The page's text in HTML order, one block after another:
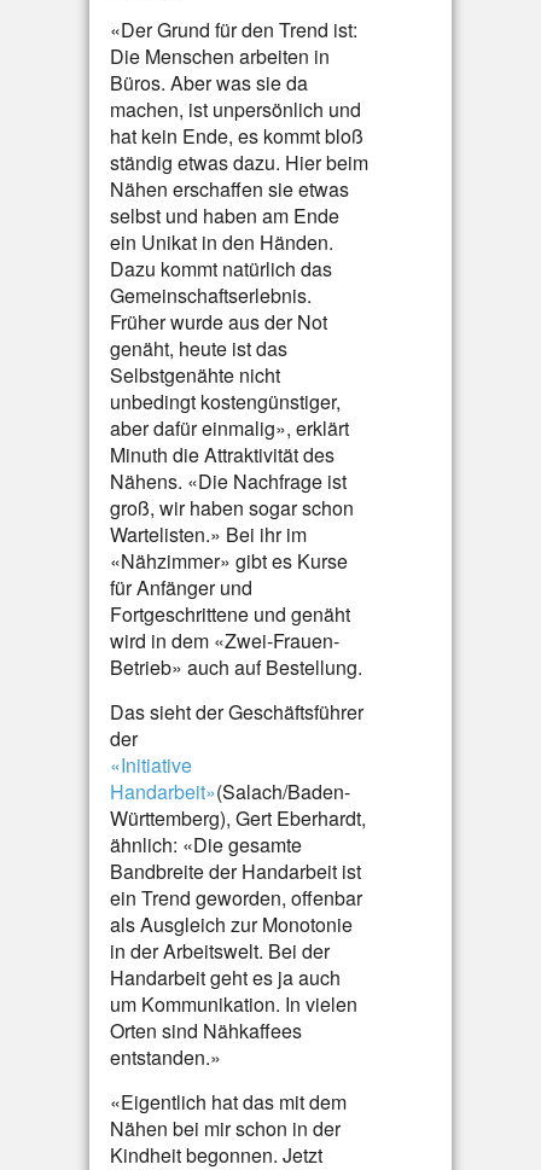
«Der Grund für den Trend ist:
Die Menschen arbeiten in
Büros. Aber was sie da
machen, ist unpersönlich und
hat kein Ende, es kommt bloß
ständig etwas dazu. Hier beim
Nähen erschaffen sie etwas
selbst und haben am Ende
ein Unikat in den Händen.
Dazu kommt natürlich das
Gemeinschaftserlebnis.
Früher wurde aus der Not
genäht, heute ist das
Selbstgenähte nicht
unbedingt kostengünstiger,
aber dafür einmalig», erklärt
Minuth die Attraktivität des
Nähens. «Die Nachfrage ist
groß, wir haben sogar schon
Wartelisten.» Bei ihr im
«Nähzimmer» gibt es Kurse
für Anfänger und
Fortgeschrittene und genäht
wird in dem «Zwei-Frauen-
Betrieb» auch auf Bestellung.
Das sieht der Geschäftsführer
der
«Initiative
Handarbeit»(Salach/Baden-
Württemberg), Gert Eberhardt,
ähnlich: «Die gesamte
Bandbreite der Handarbeit ist
ein Trend geworden, offenbar
als Ausgleich zur Monotonie
in der Arbeitswelt. Bei der
Handarbeit geht es ja auch
um Kommunikation. In vielen
Orten sind Nähkaffees
entstanden.»
«Eigentlich hat das mit dem
Nähen bei mir schon in der
Kindheit begonnen. Jetzt